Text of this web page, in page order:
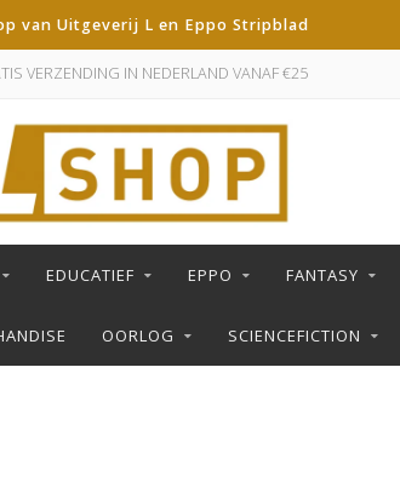
van Uitgeverij L en Eppo Stripblad
VERZENDING IN NEDERLAND VANAF €25
EDUCATIEF EPPO FANTASY
OORLOG SCIENCEFICTION